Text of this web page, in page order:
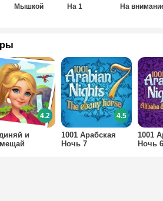
Мышкой На 1 На
и
4.2
1001 Арабская
Ночь 7
4.5
1001
Ночь 6